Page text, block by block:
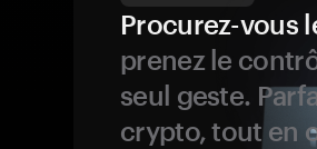
Procurez-vous
prenez le
seul geste.
crypto, tout en